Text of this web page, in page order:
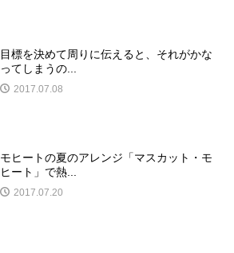
目標を決めて周りに伝えると、それがかな
ってしまうの...
2017.07.08
モヒートの夏のアレンジ「マスカット・モ
ヒート」で熱...
2017.07.20